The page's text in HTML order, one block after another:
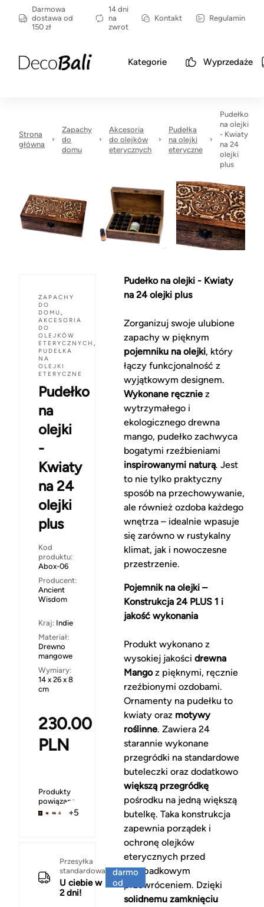
Darmowa
dostawa od
150 zł
14 dni
na
zwrot
Kontakt Regulamin
Kategorie Wyprzedaże
Strona
główna
Zapachy
do
domu
Akcesoria
do olejków
eterycznych
Pudełka
na olejki
eteryczne
Pudełko
na olejki
- Kwiaty
na 24
olejki
plus
ZAPACHY
DO
DOMU,
AKCESORIA
DO
OLEJKÓW
ETERYCZNYCH ,
PUDEŁKA
NA
OLEJKI
ETERYCZNE
Pudełko
na
olejki
-
Kwiaty
na 24
olejki
plus
Kod
produktu:
Abox-06
Producent:
Ancient
Wisdom
Kraj: Indie
Materiał:
Drewno
mangowe
Wymiary:
14 x 26 x 8
cm
230.00
PLN
Produkty
powiązane
+5
Przesyłka
standardowa
U ciebie w
2 dni!
darmo
od
150 zł
Pudełko na olejki - Kwiaty
na 24 olejki plus
Zorganizuj swoje ulubione
zapachy w pięknym
pojemniku na olejki, który
łączy funkcjonalność z
wyjątkowym designem.
Wykonane ręczniez
wytrzymałego i
ekologicznego drewna
mango, pudełko zachwyca
bogatymi rzeźbieniami
inspirowanymi naturą. Jest
to nie tylko praktyczny
sposób na przechowywanie,
ale również ozdoba każdego
wnętrza – idealnie wpasuje
się zarówno w rustykalny
klimat, jak i nowoczesne
przestrzenie.
Pojemnik na olejki –
Konstrukcja 24 PLUS 1 i
jakość wykonania
Produkt wykonano z
wysokiej jakości drewna
Mangoz pięknymi, ręcznie
rzeźbionymi ozdobami.
Ornamenty na pudełku to
kwiaty oraz motywy
roślinne. Zawiera 24
starannie wykonane
przegródki na standardowe
buteleczki oraz dodatkowo
większą przegródkę
pośrodku na jedną większą
butelkę. Taka konstrukcja
zapewnia porządek i
ochronę olejków
eterycznych przed
przypadkowym
przewróceniem. Dzięki
solidnemu zamknięciu